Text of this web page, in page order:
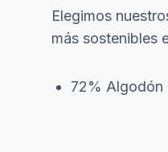
Elegimos
más sostenibles
72% Algodón